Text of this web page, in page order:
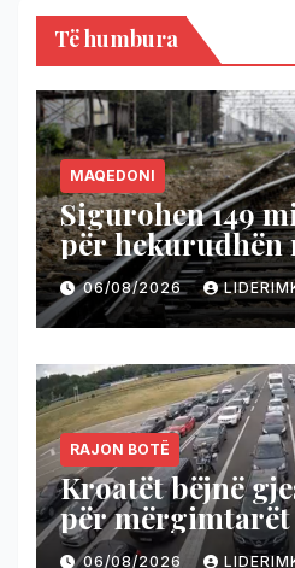
Të humbura
MAQEDONI
Sigurohen 149
për hekurudhën
Bullgarinë
06/08/2026
RAJON BOTË
Kroatët bëjnë
për mërgimtarët
06/08/2026